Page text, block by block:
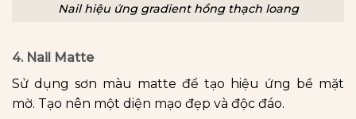
Nail hiệu ứng gradient hồng thạch loang
4. Nail Matte
Sử dụng sơn màu matte để tạo hiệu ứng bề mặt
mờ. Tạo nên một diện mạo đẹp và độc đáo.